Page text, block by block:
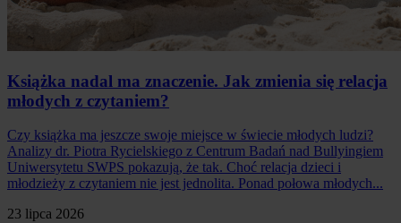
Książka nadal ma znaczenie. Jak zmienia się relacja
młodych z czytaniem?
Czy książka ma jeszcze swoje miejsce w świecie młodych ludzi?
Analizy dr. Piotra Rycielskiego z Centrum Badań nad Bullyingiem
Uniwersytetu SWPS pokazują, że tak. Choć relacja dzieci i
młodzieży z czytaniem nie jest jednolita. Ponad połowa młodych...
23 lipca 2026